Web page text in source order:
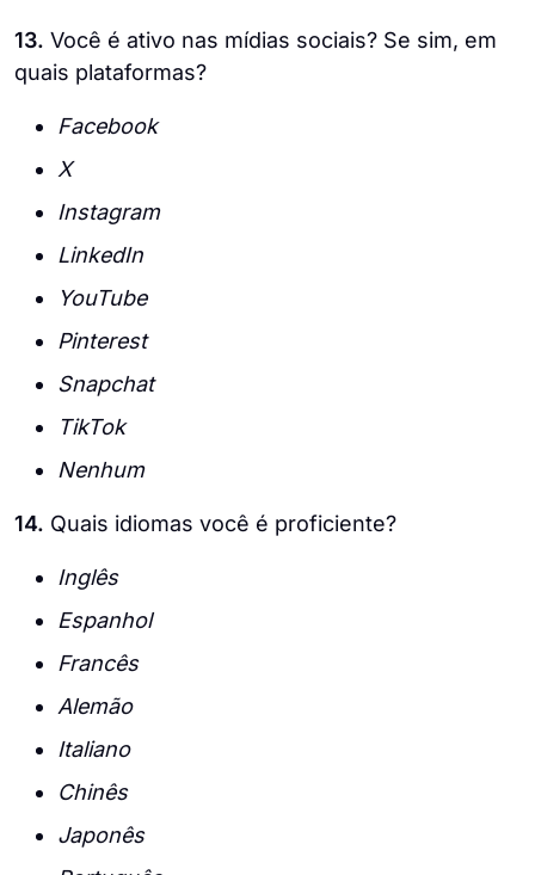
13. Você é ativo nas mídias sociais? Se sim, em
quais plataformas?
Facebook
X
Instagram
LinkedIn
YouTube
Pinterest
Snapchat
TikTok
Nenhum
14. Quais idiomas você é proficiente?
Inglês
Espanhol
Francês
Alemão
Italiano
Chinês
Japonês